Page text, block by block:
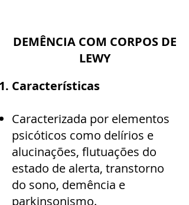
DEMÊNCIA COM CORPOS DE
LEWY
Características
Caracterizada por elementos
psicóticos como delírios e
alucinações, flutuações do
estado de alerta, transtorno
do sono, demência e
parkinsonismo.